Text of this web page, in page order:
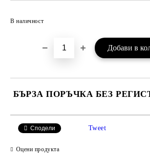
В наличност
БЪРЗА ПОРЪЧКА БЕЗ
Сподели Tweet
Оцени продукта